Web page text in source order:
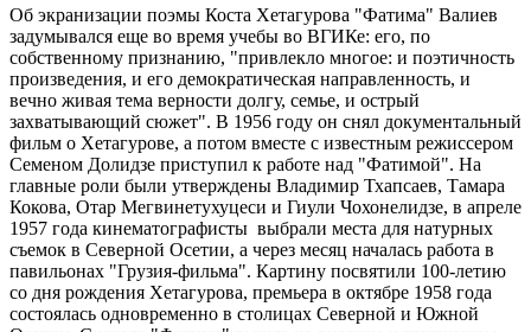
Об экранизации поэмы Коста Хетагурова "Фатима" Валиев
задумывался еще во время учебы во ВГИКе: его, по
собственному признанию, "привлекло многое: и поэтичность
произведения, и его демократическая направленность, и
вечно живая тема верности долгу, семье, и острый
захватывающий сюжет". В 1956 году он снял документальный
фильм о Хетагурове, а потом вместе с известным режиссером
Семеном Долидзе приступил к работе над "Фатимой". На
главные роли были утверждены Владимир Тхапсаев, Тамара
Кокова, Отар Мегвинетухуцеси и Гиули Чохонелидзе, в апреле
1957 года кинематографисты выбрали места для натурных
съемок в Северной Осетии, а через месяц началась работа в
павильонах "Грузия-фильма". Картину посвятили 100-летию
со дня рождения Хетагурова, премьера в октябре 1958 года
состоялась одновременно в столицах Северной и Южной